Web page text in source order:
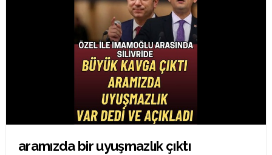
aramızda bir uyuşmazlık çıktı